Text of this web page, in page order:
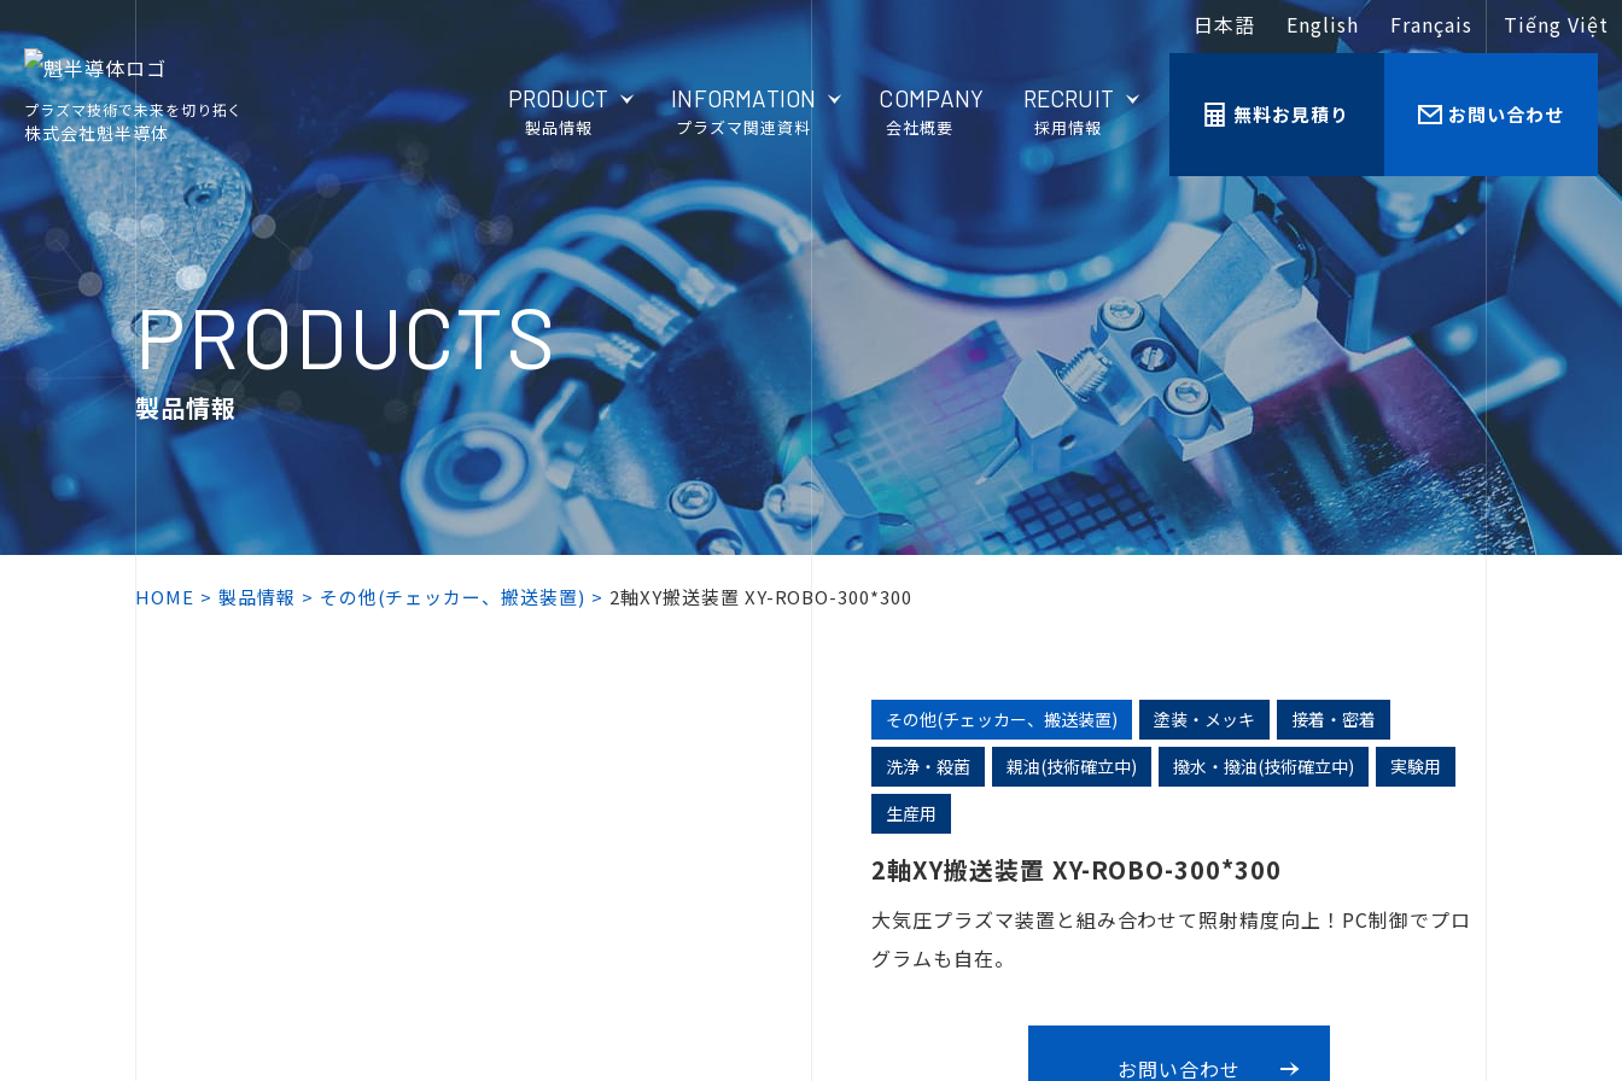
日本語 English Français Tiếng Việt
プラズマ技術で未来を切り拓く
株式会社魁半導体
PRODUCT
製品情報
INFORMATION
プラズマ関連資料
COMPANY
会社概要
RECRUIT
採用情報
無料お見積り お問い合わせ
PRODUCTS
製品情報
HOME 製品情報 その他(チェッカー、搬送装置) 2軸XY搬送装置 XY-ROBO-300*300
その他(チェッカー、搬送装置) 塗装・メッキ
接着・密着
洗浄・殺菌
親油(技術確立中) 撥水・撥油(技術確立中)
実験用
生産用
2軸XY搬送装置 XY-ROBO-300*300
大気圧プラズマ装置と組み合わせて照射精度向上！PC制御でプロ
グラムも自在。
お問い合わせ